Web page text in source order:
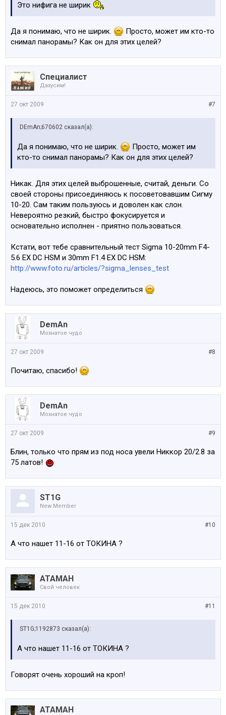
Это нифига не ширик
Да я понимаю, что не ширик.
Просто, может им кто-то
снимал панорамы? Как он для этих целей?
Специалист
Дахусим!
#7
27 окт 2009
DEmAn;670602 сказал(а):
Да я понимаю, что не ширик.
Просто, может им
кто-то снимал панорамы? Как он для этих целей?
Никак. Для этих целей выброшенные, считай, деньги. Со
своей стороны присоединяюсь к посоветовавшим Сигму
10-20. Сам таким пользуюсь и доволен как слон.
Невероятно резкий, быстро фокусируется и
основательно исполнен - приятно пользоваться.
Кстати, вот тебе сравнительный тест Sigma 10-20mm F4-
5.6 EX DC HSM и 30mm F1.4 EX DC HSM:
http://www.foto.ru/articles/?sigma_lenses_test
Надеюсь, это поможет определиться
DemAn
Мохнатое чудо
#8
27 окт 2009
Почитаю, спасибо!
DemAn
Мохнатое чудо
#9
27 окт 2009
Блин, только что прям из под носа увели Никкор 20/2.8 за
75 латов!
ST1G
New Member
#10
15 дек 2010
А что нашeт 11-16 от ТОКИНА ?
АТАМАН
Свой человек
#11
15 дек 2010
ST1G;1192873 сказал(а):
А что нашeт 11-16 от ТОКИНА ?
Говорят очень хороший на кроп!
АТАМАН